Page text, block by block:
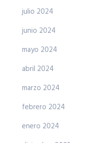
julio 2024
junio 2024
mayo 2024
abril 2024
marzo 2024
febrero 2024
enero 2024